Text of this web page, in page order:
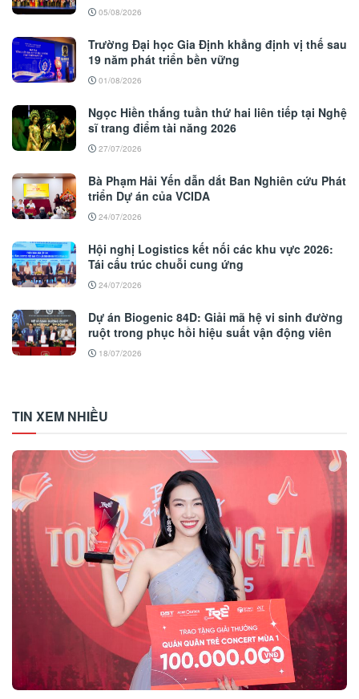
05/08/2026
Trường Đại học Gia Định khẳng định vị thế sau
19 năm phát triển bền vững
01/08/2026
Ngọc Hiền thắng tuần thứ hai liên tiếp tại Nghệ
sĩ trang điểm tài năng 2026
27/07/2026
Bà Phạm Hải Yến dẫn dắt Ban Nghiên cứu Phát
triển Dự án của VCIDA
24/07/2026
Hội nghị Logistics kết nối các khu vực 2026:
Tái cấu trúc chuỗi cung ứng
24/07/2026
Dự án Biogenic 84D: Giải mã hệ vi sinh đường
ruột trong phục hồi hiệu suất vận động viên
18/07/2026
TIN XEM NHIỀU